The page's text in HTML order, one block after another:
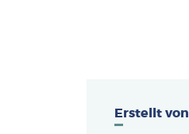
Erstellt von